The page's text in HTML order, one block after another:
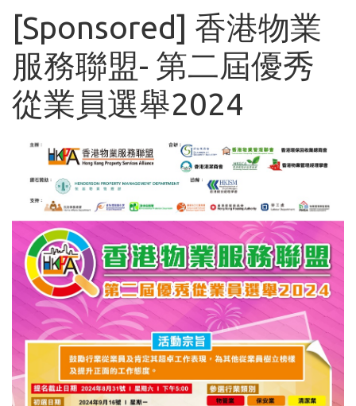
[Sponsored] 香港物業
服務聯盟- 第二屆優秀
從業員選舉2024